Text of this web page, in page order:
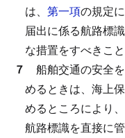
は、 第一項の規定
届出に係る航路標
な措置をすべきこ
７ 船舶交通の安全
めるときは、海上
めるところにより、
航路標識を直接に